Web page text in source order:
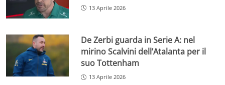
13 Aprile 2026
De Zerbi guarda in Serie A: nel
mirino Scalvini dell’Atalanta per il
suo Tottenham
13 Aprile 2026